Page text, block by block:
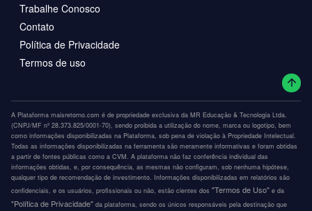
Trabalhe Conosco
Contato
Política de Privacidade
Termos de uso
A Plataforma maisretorno.com é de propriedade exclusiva da MR Educação & Tecnologia Ltda.
(CNPJ/MF nº 28.373.825/0001-70), sendo proibida a utilização do nome, marca ou logotipo, bem
como informações disponibilizadas na Plataforma, sob pena de violação à Propriedade Intelectual.
Todas as informações disponibilizadas na ferramenta são meramente informativas e foram obtidas
a partir de fontes públicas como a CVM. A plataforma não faz conferência individual das
informações obtidas, e, por consequência, as mesmas não configuram, sob nenhuma hipótese,
qualquer tipo de recomendação de investimento. Informações disponibilizadas em relatórios são
confidenciais, e os usuários, profissionais ou não, estão cientes dos "Termos de Uso" e da
"Política de Privacidade" da plataforma, sendo os únicos responsáveis pela destinação que